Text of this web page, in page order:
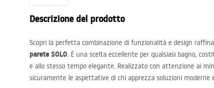
Descrizione del prodotto
Scopri la perfetta combinazione di funzionalità e design
parete SOLO. È una scelta eccellente per qualsiasi bagno,
e allo stesso tempo elegante. Realizzato con attenzione ai
sicuramente le aspettative di chi apprezza soluzioni moderne